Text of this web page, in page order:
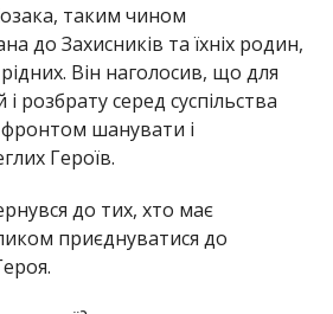
таким чином
до Захисників та їхніх родин,
Він наголосив, що для
розбрату серед суспільства
шанувати і
Героїв.
до тих, хто має
приєднуватися до